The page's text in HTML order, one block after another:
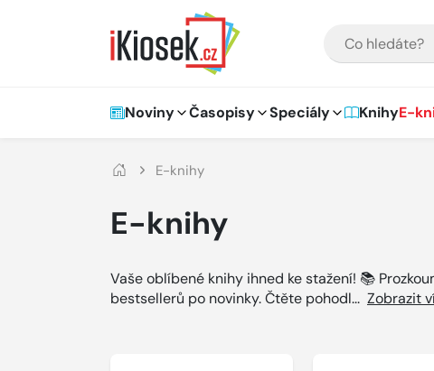
Hlavní navigace
Noviny Časopisy Speciály KnihyE-
E-knihy
E-knihy
Vaše oblíbené knihy ihned ke stažení! 📚
bestsellerů po novinky. Čtěte pohodl... Zobrazit